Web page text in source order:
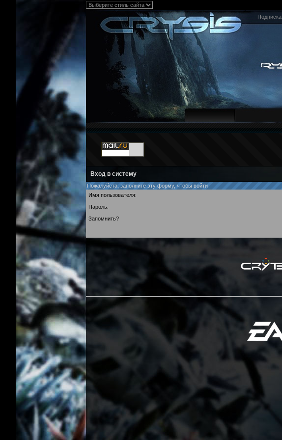
Подписка
Вход в систему
Пожалуйста, заполните эту форму, чтобы войти
Имя пользователя:
Пароль:
Запомнить?